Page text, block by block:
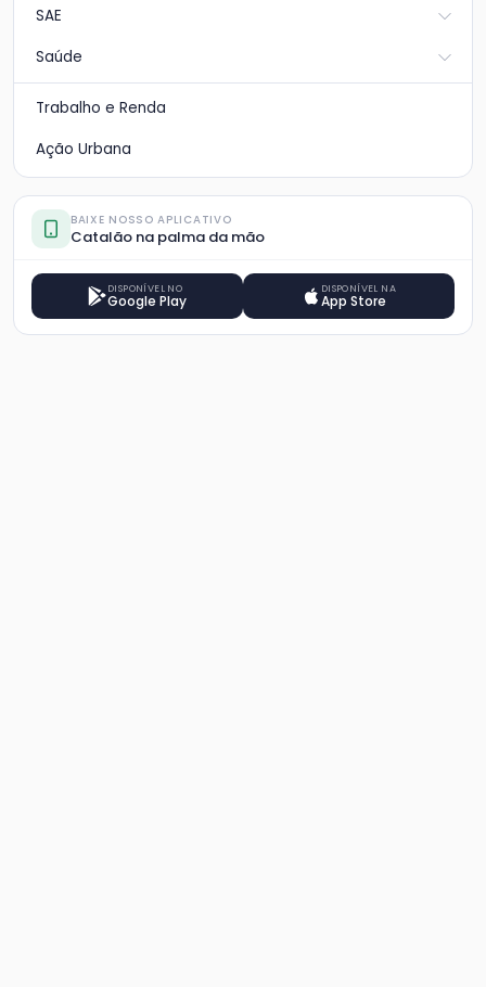
SAE
Saúde
Trabalho e Renda
Ação Urbana
BAIXE NOSSO APLICATIVO
Catalão na palma da mão
DISPONÍVEL NO
Google Play
DISPONÍVEL NA
App Store